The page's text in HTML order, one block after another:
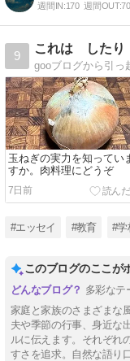
週間IN:170 週間OUT:70
9
これは したり
玉ねぎの実力を知ってい
すか。肉料理にどうぞ
7日前
#エッセイ #教育 #学
このブログのここが
多彩なテ
家庭と家族のさまざまな
夫や季節の行事、身近な
ルに伝えます。それぞれ
すさを追求。自然な語り